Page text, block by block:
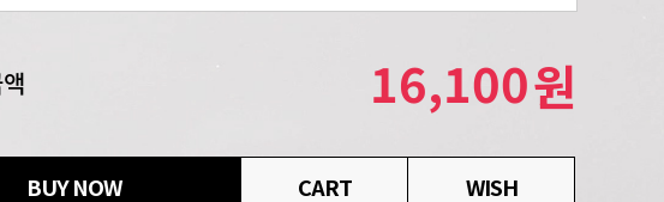
16,100원
BUY NOW CART WISH